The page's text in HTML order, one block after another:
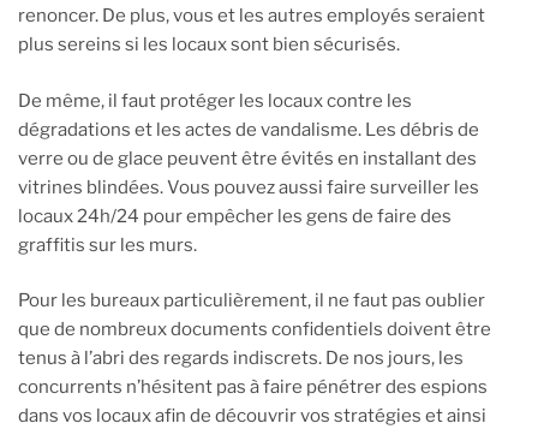
renoncer. De plus, vous et les autres employés seraient
plus sereins si les locaux sont bien sécurisés.
De même, il faut protéger les locaux contre les
dégradations et les actes de vandalisme. Les débris de
verre ou de glace peuvent être évités en installant des
vitrines blindées. Vous pouvez aussi faire surveiller les
locaux 24h/24 pour empêcher les gens de faire des
graffitis sur les murs.
Pour les bureaux particulièrement, il ne faut pas oublier
que de nombreux documents confidentiels doivent être
tenus à l’abri des regards indiscrets. De nos jours, les
concurrents n’hésitent pas à faire pénétrer des espions
dans vos locaux afin de découvrir vos stratégies et ainsi